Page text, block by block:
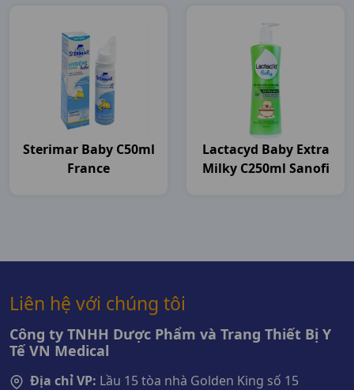
Sterimar Baby C50ml
France
Lactacyd Baby Extra
Milky C250ml Sanofi
Liên hệ với chúng tôi
Công ty TNHH Dược Phẩm và Trang Thiết Bị Y
Tế VN Medical
Địa chỉ VP: Lầu 15 tòa nhà Golden King số 15